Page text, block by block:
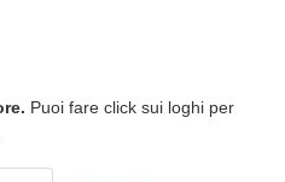
Puoi fare click sui loghi per